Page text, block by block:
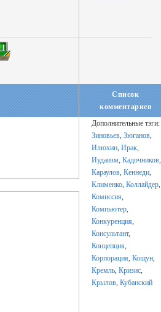
Список
комментариев
Дополнительные тэги:
Зиновьев, Зюганов,
Илюхин, Ирак,
Иудаизм, Кадочников,
Караулов, Кеннеди,
Клименко, Коллайдер,
Комиссия,
Компьютер,
Конкуренция,
Консультант,
Концепция,
Корпорация, Кощун,
Кремль, Кризис,
Крылов, Кубанский